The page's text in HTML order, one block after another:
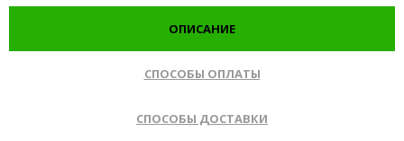
ОПИСАНИЕ
СПОСОБЫ ОПЛАТЫ
СПОСОБЫ ДОСТАВКИ